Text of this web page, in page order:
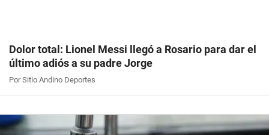
Dolor total: Lionel Messi llegó a Rosario para dar el
último adiós a su padre Jorge
Por Sitio Andino Deportes